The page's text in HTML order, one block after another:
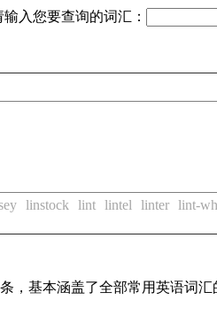
输入您要查询的词汇：
linstock lint lintel linter lint-
，基本涵盖了全部常用英语词